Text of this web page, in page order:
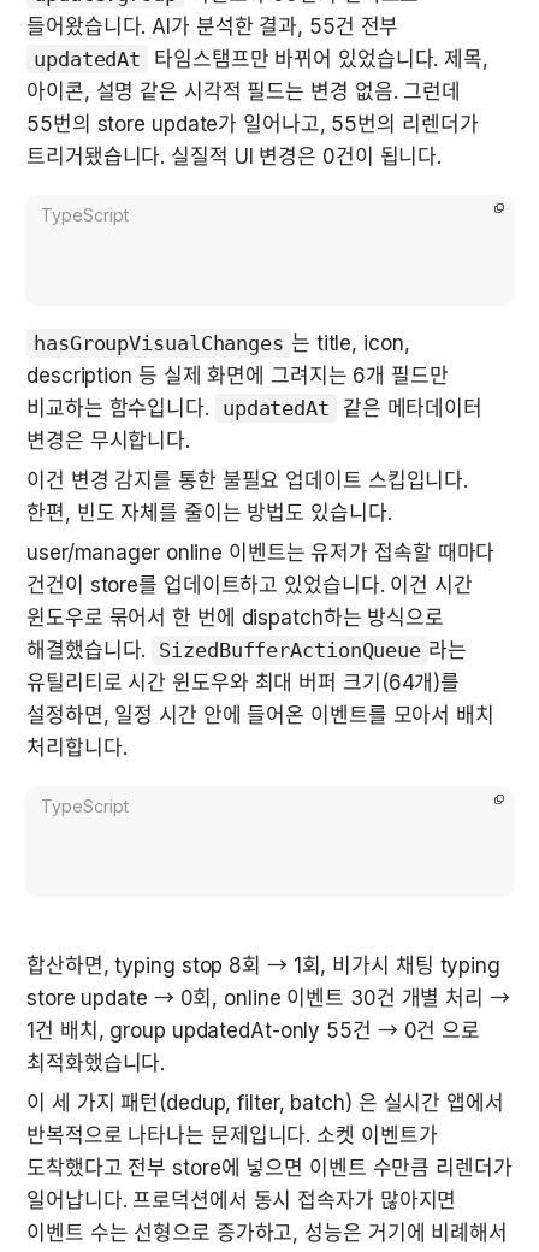
updatedAt
타임스탬프만 바뀌어 있었습니다. 제목,
아이콘, 설명 같은 시각적 필드는 변경 없음. 그런데
55번의 store update가 일어나고, 55번의 리렌더가
트리거됐습니다. 실질적 UI 변경은 0건이 됩니다.
TypeScript
hasGroupVisualChanges 는 title, icon,
description 등 실제 화면에 그려지는 6개 필드만
비교하는 함수입니다.
updatedAt
같은 메타데이터
변경은 무시합니다.
이건 변경 감지를 통한 불필요 업데이트 스킵입니다.
한편, 빈도 자체를 줄이는 방법도 있습니다.
user/manager online 이벤트는 유저가 접속할 때마다
건건이 store를 업데이트하고 있었습니다. 이건 시간
윈도우로 묶어서 한 번에 dispatch하는 방식으로
해결했습니다.
SizedBufferActionQueue 라는
유틸리티로 시간 윈도우와 최대 버퍼 크기(64개)를
설정하면, 일정 시간 안에 들어온 이벤트를 모아서 배치
처리합니다.
TypeScript
합산하면, typing stop 8회 → 1회, 비가시 채팅 typing
store update → 0회, online 이벤트 30건 개별 처리 →
1건 배치, group updatedAt-only 55건 → 0건 으로
최적화했습니다.
이 세 가지 패턴(dedup, filter, batch) 은 실시간 앱에서
반복적으로 나타나는 문제입니다. 소켓 이벤트가
도착했다고 전부 store에 넣으면 이벤트 수만큼 리렌더가
일어납니다. 프로덕션에서 동시 접속자가 많아지면
이벤트 수는 선형으로 증가하고, 성능은 거기에 비례해서